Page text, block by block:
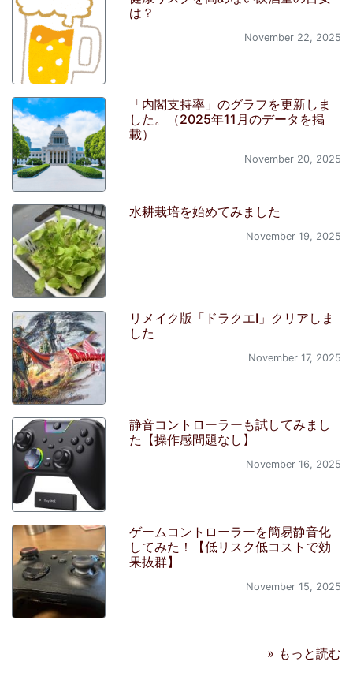
は？
November 22, 2025
「内閣支持率」のグラフを更新しま
した。（2025年11月のデータを掲
載）
November 20, 2025
水耕栽培を始めてみました
November 19, 2025
リメイク版「ドラクエI」クリアしま
した
November 17, 2025
静音コントローラーも試してみまし
た【操作感問題なし】
November 16, 2025
ゲームコントローラーを簡易静音化
してみた！【低リスク低コストで効
果抜群】
November 15, 2025
» もっと読む